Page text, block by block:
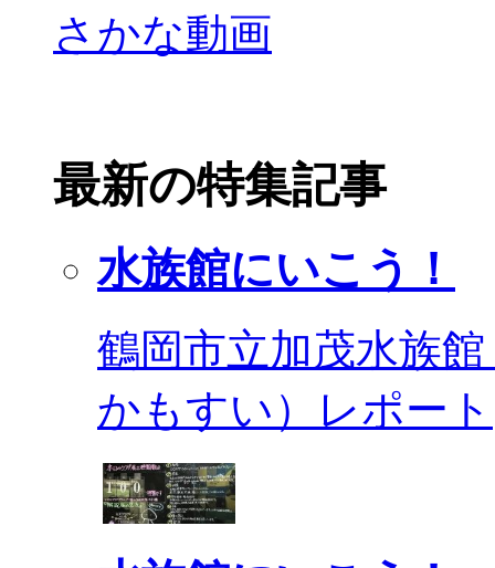
最新の特集記事
水族館にいこう！
鶴岡市立加茂水族
かもすい）レポート